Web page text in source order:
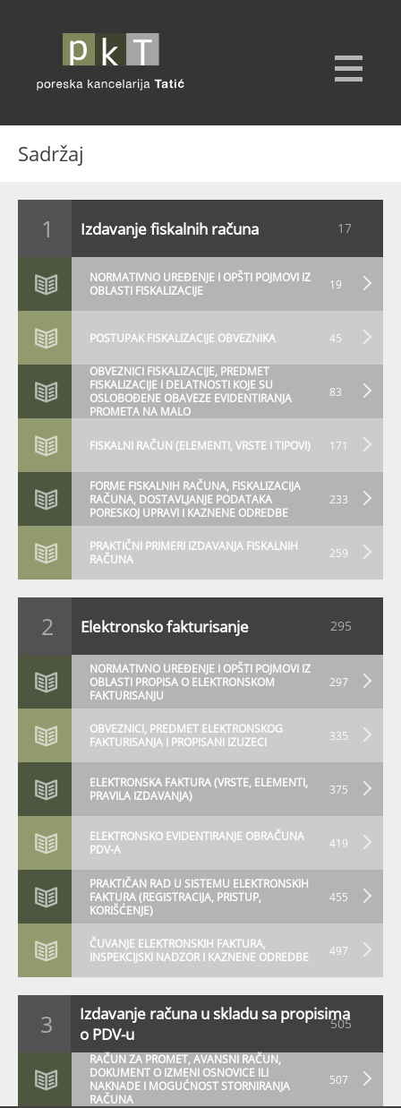
Sadržaj
1 Izdavanje fiskalnih računa 17
NORMATIVNO UREĐENJE I OPŠTI POJMOVI IZ
OBLASTI FISKALIZACIJE
19
POSTUPAK FISKALIZACIJE OBVEZNIKA 45
OBVEZNICI FISKALIZACIJE, PREDMET
FISKALIZACIJE I DELATNOSTI KOJE SU
OSLOBOĐENE OBAVEZE EVIDENTIRANJA
PROMETA NA MALO
83
FISKALNI RAČUN (ELEMENTI, VRSTE I TIPOVI) 171
FORME FISKALNIH RAČUNA, FISKALIZACIJA
RAČUNA, DOSTAVLJANJE PODATAKA
PORESKOJ UPRAVI I KAZNENE ODREDBE
233
PRAKTIČNI PRIMERI IZDAVANJA FISKALNIH
RAČUNA
259
2 Elektronsko fakturisanje 295
NORMATIVNO UREĐENJE I OPŠTI POJMOVI IZ
OBLASTI PROPISA O ELEKTRONSKOM
FAKTURISANJU
297
OBVEZNICI, PREDMET ELEKTRONSKOG
FAKTURISANJA I PROPISANI IZUZECI
335
ELEKTRONSKA FAKTURA (VRSTE, ELEMENTI,
PRAVILA IZDAVANJA)
375
ELEKTRONSKO EVIDENTIRANJE OBRAČUNA
PDV-A
419
PRAKTIČAN RAD U SISTEMU ELEKTRONSKIH
FAKTURA (REGISTRACIJA, PRISTUP,
KORIŠĆENJE)
455
ČUVANJE ELEKTRONSKIH FAKTURA,
INSPEKCIJSKI NADZOR I KAZNENE ODREDBE
497
3
Izdavanje računa u skladu sa propisima
o PDV-u
505
RAČUN ZA PROMET, AVANSNI RAČUN,
DOKUMENT O IZMENI OSNOVICE ILI
NAKNADE I MOGUĆNOST STORNIRANJA
RAČUNA
507